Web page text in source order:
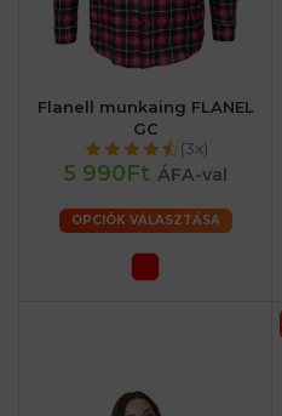
Flanell munkaing FLANEL
GC
(3x)
5 990Ft ÁFA-val
OPCIÓK VÁLASZTÁSA